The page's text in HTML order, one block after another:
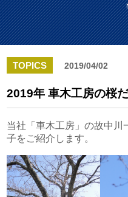
私たちについてトップ
SDGS
環境
プライバシーポリシー
一般事業主行動計画
総合印刷ソリューション
総合印刷ソリューショント
商業印刷
インクジェット印刷
企画・制作
企画・制作トップ
取扱説明書
ソリューション
文化財アーカイブ＆複製＆
複製原画
企業情報トップ
採用情報
TOPICS 2019/04/02
2019年 車木工房の桜
当社「車木工房」の故中川
子をご紹介します。